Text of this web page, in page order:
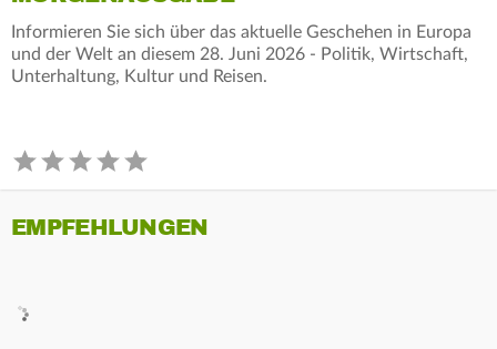
Informieren Sie sich über das aktuelle Geschehen in Europa
und der Welt an diesem 28. Juni 2026 - Politik, Wirtschaft,
Unterhaltung, Kultur und Reisen.
EMPFEHLUNGEN